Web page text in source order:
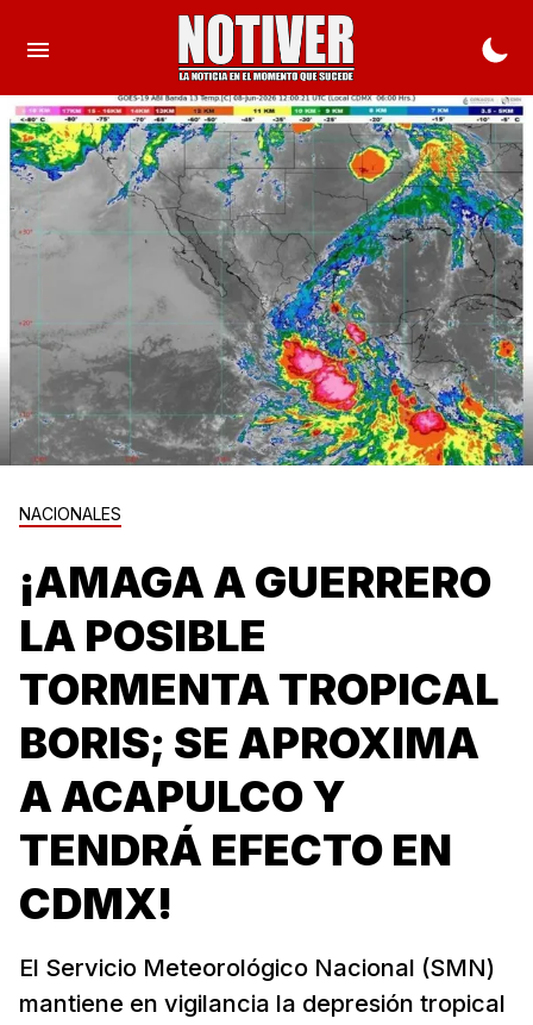
NACIONALES
¡AMAGA A GUERRERO
LA POSIBLE
TORMENTA TROPICAL
BORIS; SE APROXIMA
A ACAPULCO Y
TENDRÁ EFECTO EN
CDMX!
El Servicio Meteorológico Nacional (SMN)
mantiene en vigilancia la depresión tropical